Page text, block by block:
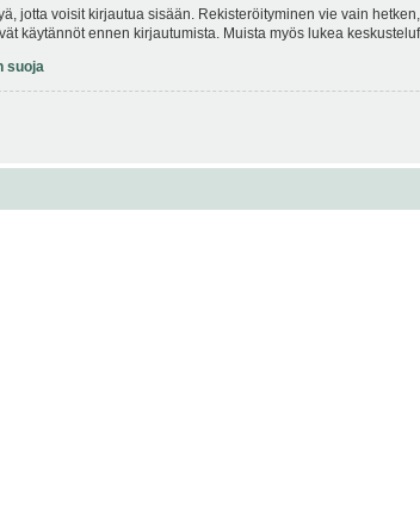
jotta voisit kirjautua sisään. Rekisteröityminen vie vain
käytännöt ennen kirjautumista. Muista myös lukea
suoja